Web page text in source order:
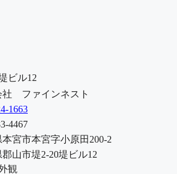
ビル12
社 ファインネスト
1663
4467
宮市本宮字小原田200-2
山市堤2-20堤ビル12